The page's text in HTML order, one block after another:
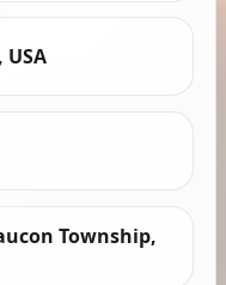
USA
Township,